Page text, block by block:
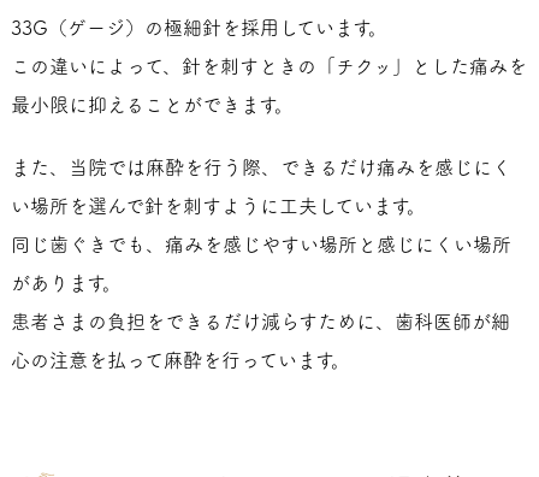
33G（ゲージ）の極細針を採用しています。
この違いによって、針を刺すときの「チクッ」とした痛みを
最小限に抑えることができます。
また、当院では麻酔を行う際、できるだけ痛みを感じにく
い場所を選んで針を刺すように工夫しています。
同じ歯ぐきでも、痛みを感じやすい場所と感じにくい場所
があります。
患者さまの負担をできるだけ減らすために、歯科医師が細
心の注意を払って麻酔を行っています。